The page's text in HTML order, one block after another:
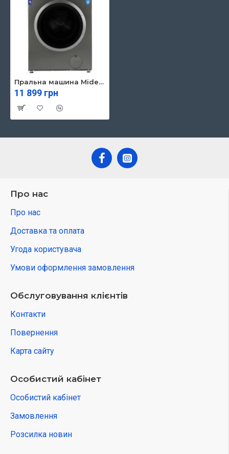
Пральна машина Midea MF100W60/T-UA
11 899 грн
Про нас
Про нас
Доставка та оплата
Угода користувача
Умови оформлення замовлення
Обслуговування клієнтів
Контакти
Повернення
Карта сайту
Особистий кабінет
Особистий кабінет
Замовлення
Розсилка новин